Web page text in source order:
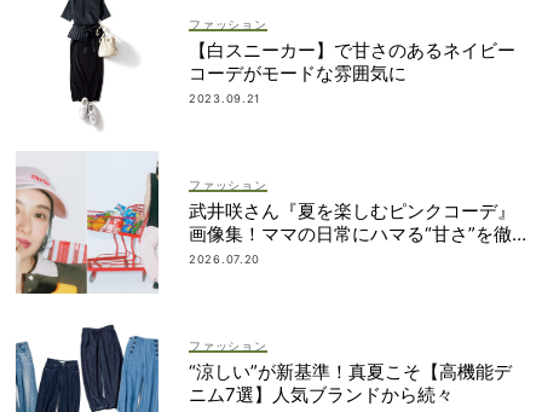
ファッション
【白スニーカー】で甘さのあるネイビー
コーデがモードな雰囲気に
2023.09.21
ファッション
武井咲さん『夏を楽しむピンクコーデ』
画像集！ママの日常にハマる“甘さ”を徹
底ガイド
2026.07.20
ファッション
“涼しい”が新基準！真夏こそ【高機能デ
ニム7選】人気ブランドから続々